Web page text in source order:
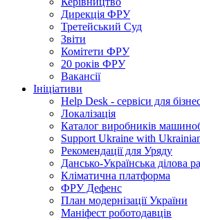
Дирекція ФРУ
Третейський Суд
Звіти
Комітети ФРУ
20 років ФРУ
Вакансії
Ініціативи
Help Desk - сервіси для
Локалізація
Каталог виробників
Support Ukraine with
Рекомендації для Уряду
Дансько-Українська ділова
Кліматична платформа
ФРУ Дефенс
План модернізації України
Маніфест роботодавців